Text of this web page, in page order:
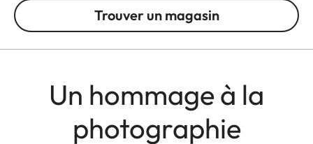
Trouver un magasin
Un hommage à la
photographie